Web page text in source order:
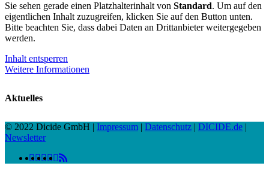
Sie sehen gerade einen Platzhalterinhalt von Standard. Um auf den
eigentlichen Inhalt zuzugreifen, klicken Sie auf den Button unten.
Bitte beachten Sie, dass dabei Daten an Drittanbieter weitergegeben
werden.
Inhalt entsperren
Weitere Informationen
Aktuelles
© 2022 Dicide GmbH | Impressum | Datenschutz | DICIDE.de |
Newsletter
twitter
facebook
linkedinyoutube
RSS
instagram
spotify
vk